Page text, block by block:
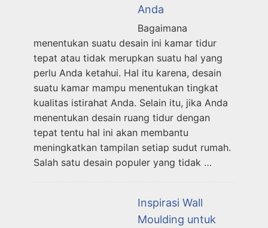
Anda
Bagaimana
menentukan suatu desain ini kamar tidur
tepat atau tidak merupkan suatu hal yang
perlu Anda ketahui. Hal itu karena, desain
suatu kamar mampu menentukan tingkat
kualitas istirahat Anda. Selain itu, jika Anda
menentukan desain ruang tidur dengan
tepat tentu hal ini akan membantu
meningkatkan tampilan setiap sudut rumah.
Salah satu desain populer yang tidak …
Inspirasi Wall
Moulding untuk